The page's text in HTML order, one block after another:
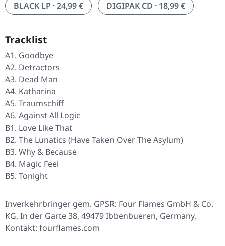
BLACK LP · 24,99 € DIGIPAK CD · 18,99 €
Tracklist
A1. Goodbye
A2. Detractors
A3. Dead Man
A4. Katharina
A5. Traumschiff
A6. Against All Logic
B1. Love Like That
B2. The Lunatics (Have Taken Over The Asylum)
B3. Why & Because
B4. Magic Feel
B5. Tonight
Inverkehrbringer gem. GPSR: Four Flames GmbH & Co.
KG, In der Garte 38, 49479 Ibbenbueren, Germany,
Kontakt: fourflames.com